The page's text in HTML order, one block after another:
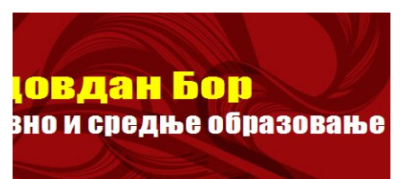
ШОСО Видовдан Бор
Школа за основно и средње образовање